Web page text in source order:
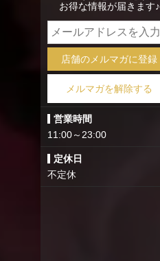
お得な情報が届きます♪
店舗のメルマガに登録
メルマガを解除する
営業時間
11:00～23:00
定休日
不定休